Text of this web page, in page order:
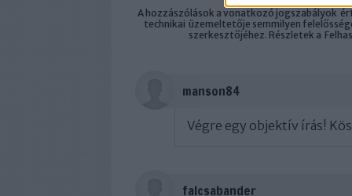
A hozzászólások a vonatkozó jogszabályok
technikai üzemeltetője semmilyen
szerkesztőjéhez. Részletek a
manson84
Végre egy objektív írás!
falcsabander